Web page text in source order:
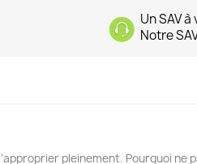
Un SAV
Notre
pleinement. Pourquoi